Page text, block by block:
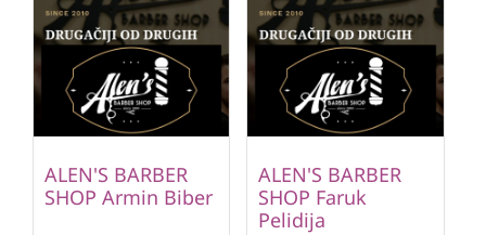
ALEN'S BARBER
SHOP Armin Biber
ALEN'S BARBER
SHOP Faruk
Pelidija